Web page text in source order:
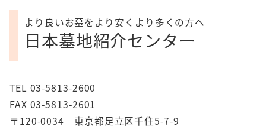
より良いお墓をより安くより多くの方へ
日本墓地紹介センター
TEL 03-5813-2600
FAX 03-5813-2601
〒120-0034 東京都足立区千住5-7-9